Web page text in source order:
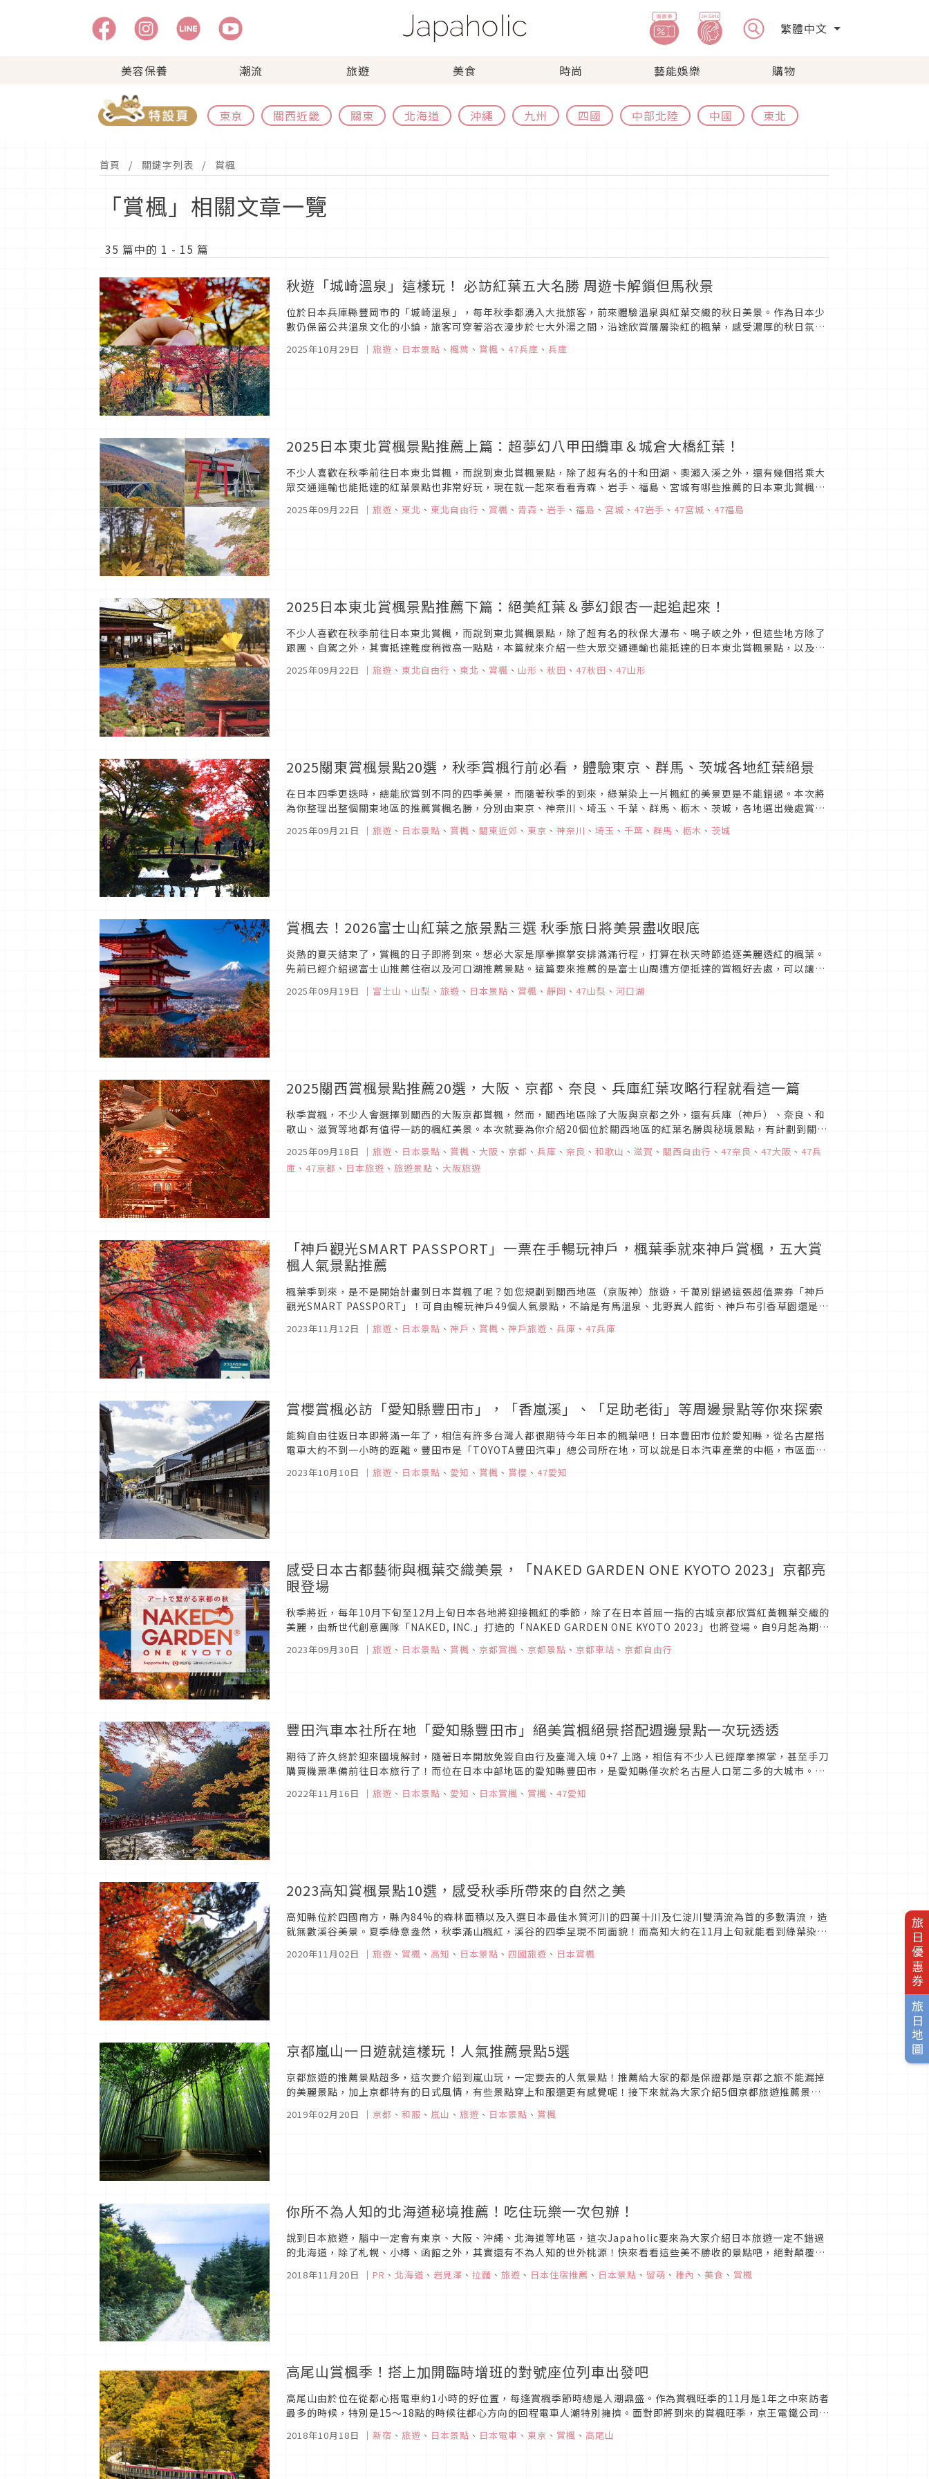
繁體中文
美容保養 潮流 旅遊 美食 時尚 藝能娛樂 購物
東京 關西近畿 關東 北海道 沖繩 九州 四國 中部北陸 中國 東北
旅日優惠券
旅日地圖
首頁 關鍵字列表 賞楓
「賞楓」相關文章一覽
35 篇中的 1 - 15 篇
秋遊「城崎溫泉」這樣玩！ 必訪紅葉五大名勝 周遊卡解鎖但馬秋景
位於日本兵庫縣豐岡市的「城崎溫泉」，每年秋季都湧入大批旅客，前來體驗溫泉與紅葉交織的秋日美景。作為日本少
數仍保留公共溫泉文化的小鎮，旅客可穿著浴衣漫步於七大外湯之間，沿途欣賞層層染紅的楓葉，感受濃厚的秋日氛
2025年10月29日 ｜ 旅遊 、 日本景點 、 楓葉 、 賞楓 、 47兵庫 、 兵庫
2025日本東北賞楓景點推薦上篇：超夢幻八甲田纜車＆城倉大橋紅葉！
不少人喜歡在秋季前往日本東北賞楓，而說到東北賞楓景點，除了超有名的十和田湖、奧瀨入溪之外，還有幾個搭乘大
眾交通運輸也能抵達的紅葉景點也非常好玩，現在就一起來看看青森、岩手、福島、宮城有哪些推薦的日本東北賞楓景
2025年09月22日 ｜ 旅遊 、 東北 、 東北自由行 、 賞楓 、 青森 、 岩手 、 福島 、 宮城 、 47岩手 、 47宮城 、 47福島
2025日本東北賞楓景點推薦下篇：絕美紅葉＆夢幻銀杏一起追起來！
不少人喜歡在秋季前往日本東北賞楓，而說到東北賞楓景點，除了超有名的秋保大瀑布、鳴子峽之外，但這些地方除了
跟團、自駕之外，其實抵達難度稍微高一點點，本篇就來介紹一些大眾交通運輸也能抵達的日本東北賞楓景點，以及超
2025年09月22日 ｜ 旅遊 、 東北自由行 、 東北 、 賞楓 、 山形 、 秋田 、 47秋田 、 47山形
2025關東賞楓景點20選，秋季賞楓行前必看，體驗東京、群馬、茨城各地紅葉絕景
在日本四季更迭時，總能欣賞到不同的四季美景，而隨著秋季的到來，綠葉染上一片楓紅的美景更是不能錯過。本次將
為你整理出整個關東地區的推薦賞楓名勝，分別由東京、神奈川、埼玉、千葉、群馬、栃木、茨城，各地選出幾處賞楓
2025年09月21日 ｜ 旅遊 、 日本景點 、 賞楓 、 關東近郊 、 東京 、 神奈川 、 埼玉 、 千葉 、 群馬 、 栃木 、 茨城
賞楓去！2026富士山紅葉之旅景點三選 秋季旅日將美景盡收眼底
炎熱的夏天結束了，賞楓的日子即將到來。想必大家是摩拳擦掌安排滿滿行程，打算在秋天時節追逐美麗透紅的楓葉。
先前已經介紹過富士山推薦住宿以及河口湖推薦景點。這篇要來推薦的是富士山周遭方便抵達的賞楓好去處，可以讓你
2025年09月19日 ｜ 富士山 、 山梨 、 旅遊 、 日本景點 、 賞楓 、 靜岡 、 47山梨 、 河口湖
2025關西賞楓景點推薦20選，大阪、京都、奈良、兵庫紅葉攻略行程就看這一篇
秋季賞楓，不少人會選擇到關西的大阪京都賞楓，然而，關西地區除了大阪與京都之外，還有兵庫（神戶）、奈良、和
歌山、滋賀等地都有值得一訪的楓紅美景。本次就要為你介紹20個位於關西地區的紅葉名勝與秘境景點，有計劃到關西
2025年09月18日 ｜ 旅遊 、 日本景點 、 賞楓 、 大阪 、 京都 、 兵庫 、 奈良 、 和歌山 、 滋賀 、 關西自由行 、 47奈良 、 47大阪 、 47兵
庫 、 47京都 、 日本旅遊 、 旅遊景點 、 大阪旅遊
「神戶觀光SMART PASSPORT」一票在手暢玩神戶，楓葉季就來神戶賞楓，五大賞
楓人氣景點推薦
楓葉季到來，是不是開始計畫到日本賞楓了呢？如您規劃到關西地區（京阪神）旅遊，千萬別錯過這張超值票券「神戶
觀光SMART PASSPORT」！可自由暢玩神戶49個人氣景點，不論是有馬溫泉、北野異人館街、神戶布引香草園還是六
2023年11月12日 ｜ 旅遊 、 日本景點 、 神戶 、 賞楓 、 神戶旅遊 、 兵庫 、 47兵庫
賞櫻賞楓必訪「愛知縣豐田市」，「香嵐溪」、「足助老街」等周邊景點等你來探索
能夠自由往返日本即將滿一年了，相信有許多台灣人都很期待今年日本的楓葉吧！日本豐田市位於愛知縣，從名古屋搭
電車大約不到一小時的距離。豐田市是「TOYOTA豐田汽車」總公司所在地，可以說是日本汽車產業的中樞，市區面積
2023年10月10日 ｜ 旅遊 、 日本景點 、 愛知 、 賞楓 、 賞櫻 、 47愛知
感受日本古都藝術與楓葉交織美景，「NAKED GARDEN ONE KYOTO 2023」京都亮
眼登場
秋季將近，每年10月下旬至12月上旬日本各地將迎接楓紅的季節，除了在日本首屈一指的古城京都欣賞紅黃楓葉交織的
美麗，由新世代創意團隊「NAKED, INC.」打造的「NAKED GARDEN ONE KYOTO 2023」也將登場。自9月起為期約
2023年09月30日 ｜ 旅遊 、 日本景點 、 賞楓 、 京都賞楓 、 京都景點 、 京都車站 、 京都自由行
豐田汽車本社所在地「愛知縣豐田市」絕美賞楓絕景搭配週邊景點一次玩透透
期待了許久終於迎來國境解封，隨著日本開放免簽自由行及臺灣入境 0+7 上路，相信有不少人已經摩拳擦掌，甚至手刀
購買機票準備前往日本旅行了！而位在日本中部地區的愛知縣豐田市，是愛知縣僅次於名古屋人口第二多的大城市。豐
2022年11月16日 ｜ 旅遊 、 日本景點 、 愛知 、 日本賞楓 、 賞楓 、 47愛知
2023高知賞楓景點10選，感受秋季所帶來的自然之美
高知縣位於四國南方，縣內84%的森林面積以及入選日本最佳水質河川的四萬十川及仁淀川雙清流為首的多數清流，造
就無數溪谷美景。夏季綠意盎然，秋季滿山楓紅，溪谷的四季呈現不同面貌！而高知大約在11月上旬就能看到綠葉染上
2020年11月02日 ｜ 旅遊 、 賞楓 、 高知 、 日本景點 、 四國旅遊 、 日本賞楓
京都嵐山一日遊就這樣玩！人氣推薦景點5選
京都旅遊的推薦景點超多，這次要介紹到嵐山玩，一定要去的人氣景點！推薦給大家的都是保證都是京都之旅不能漏掉
的美麗景點，加上京都特有的日式風情，有些景點穿上和服還更有感覺呢！接下來就為大家介紹5個京都旅遊推薦景點
2019年02月20日 ｜ 京都 、 和服 、 嵐山 、 旅遊 、 日本景點 、 賞楓
你所不為人知的北海道秘境推薦！吃住玩樂一次包辦！
說到日本旅遊，腦中一定會有東京、大阪、沖繩、北海道等地區，這次Japaholic要來為大家介紹日本旅遊一定不錯過
的北海道，除了札幌、小樽、函館之外，其實還有不為人知的世外桃源！快來看看這些美不勝收的景點吧，絕對顛覆你
2018年11月20日 ｜ PR 、 北海道 、 岩見澤 、 拉麵 、 旅遊 、 日本住宿推薦 、 日本景點 、 留萌 、 稚內 、 美食 、 賞楓
高尾山賞楓季！搭上加開臨時增班的對號座位列車出發吧
高尾山由於位在從都心搭電車約1小時的好位置，每逢賞楓季節時總是人潮鼎盛。作為賞楓旺季的11月是1年之中來訪者
最多的時候，特別是15～18點的時候往都心方向的回程電車人潮特別擁擠。面對即將到來的賞楓旺季，京王電鐵公司為
2018年10月18日 ｜ 新宿 、 旅遊 、 日本景點 、 日本電車 、 東京 、 賞楓 、 高尾山